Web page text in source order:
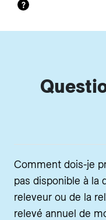
?
Comment dois-je
pas disponible à la
releveur ou de la
relevé annuel de